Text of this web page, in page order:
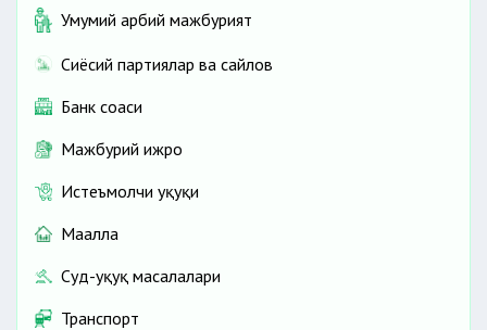
Умумий ҳарбий мажбурият
Сиёсий партиялар ва сайлов
Банк соҳаси
Мажбурий ижро
Истеъмолчи ҳуқуқи
Маҳалла
Суд-ҳуқуқ масалалари
Транспорт